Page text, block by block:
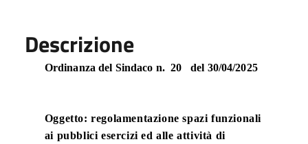
Descrizione
Ordinanza del Sindaco n. 20 del 30/04/2025
Oggetto: regolamentazione spazi funzionali
ai pubblici esercizi ed alle attività di